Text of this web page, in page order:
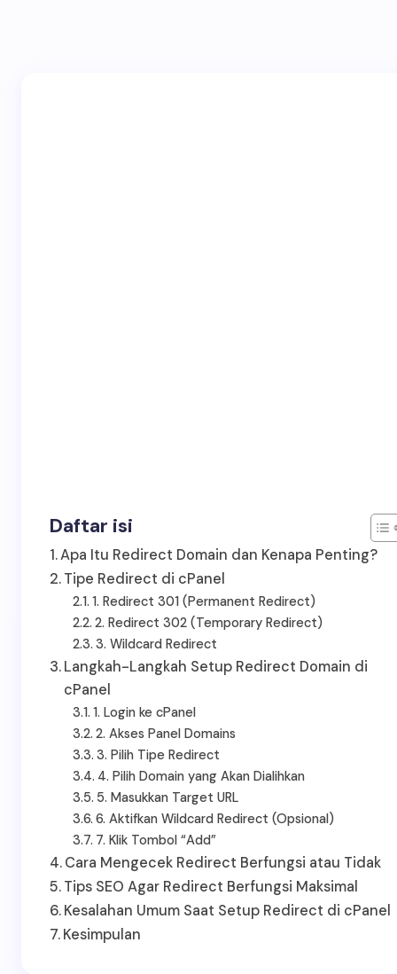
Daftar isi
Apa Itu Redirect Domain dan Kenapa Penting?
Tipe Redirect di cPanel
1. Redirect 301 (Permanent Redirect)
2. Redirect 302 (Temporary Redirect)
3. Wildcard Redirect
Langkah-Langkah Setup Redirect Domain di
cPanel
1. Login ke cPanel
2. Akses Panel Domains
3. Pilih Tipe Redirect
4. Pilih Domain yang Akan Dialihkan
5. Masukkan Target URL
6. Aktifkan Wildcard Redirect (Opsional)
7. Klik Tombol “Add”
Cara Mengecek Redirect Berfungsi atau Tidak
Tips SEO Agar Redirect Berfungsi Maksimal
Kesalahan Umum Saat Setup Redirect di cPanel
Kesimpulan